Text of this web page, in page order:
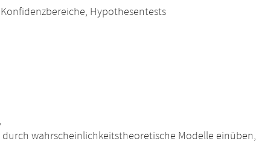
Hypothesentests
wahrscheinlichkeitstheoretische Modelle einüben,